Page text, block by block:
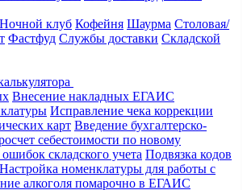
Ночной клуб Кофейня Шаурма Столовая/
Фастфуд Службы доставки Складской
Внесение накладных ЕГАИС
Исправление чека коррекции
карт Введение бухгалтерско-
себестоимости по новому
складского учета Подвязка кодов
Настройка номенклатуры для работы с
алкоголя помарочно в ЕГАИС